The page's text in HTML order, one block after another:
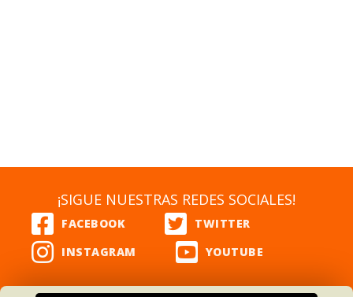
¡SIGUE NUESTRAS REDES SOCIALES!